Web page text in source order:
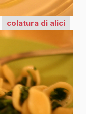
colatura di alici